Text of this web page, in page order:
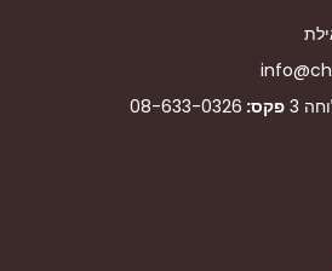
3 פקס: 08-633-0326